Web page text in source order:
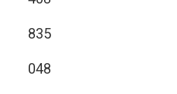
835
048